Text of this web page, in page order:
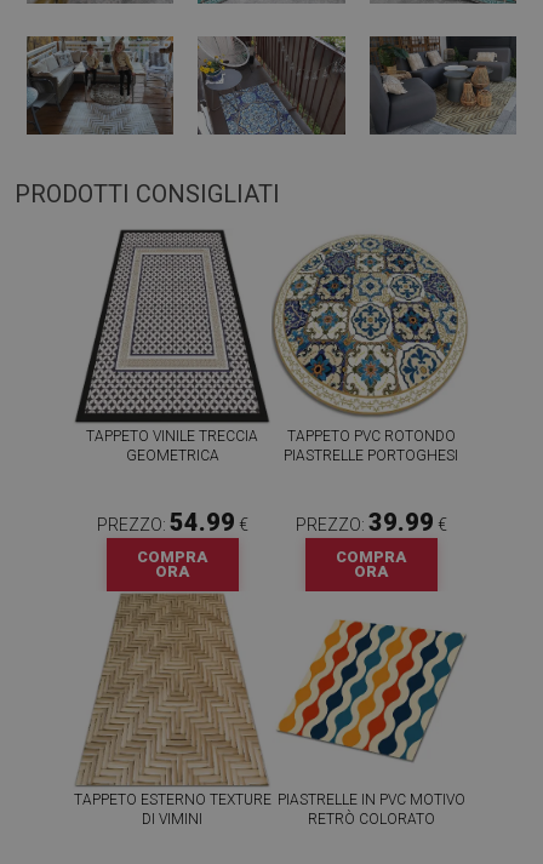
PRODOTTI CONSIGLIATI
TAPPETO VINILE TRECCIA
GEOMETRICA
PREZZO: 54.99 €
COMPRA
ORA
TAPPETO PVC ROTONDO
PIASTRELLE PORTOGHESI
PREZZO: 39.99 €
COMPRA
ORA
TAPPETO ESTERNO TEXTURE
DI VIMINI
PIASTRELLE IN PVC MOTIVO
RETRÒ COLORATO